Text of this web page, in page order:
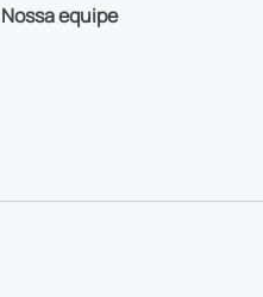
Nossa equipe